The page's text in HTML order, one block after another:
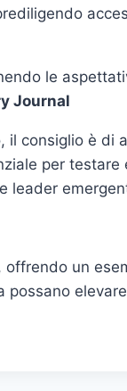
le
Journal
il consiglio è di
per testare
leader
offrendo un
possano